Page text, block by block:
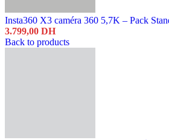
Insta360 X3 caméra 360 5,7K – Pack
3.799,00 DH
Back to products